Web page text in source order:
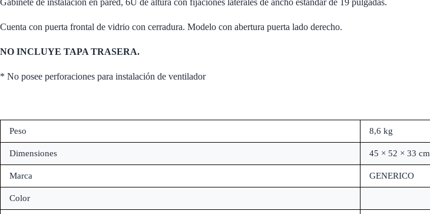
Cuenta con puerta frontal de vidrio con cerradura. Modelo con abertura puerta lado derecho.
NO INCLUYE TAPA TRASERA.
* No posee perforaciones para instalación de ventilador
Peso 8,6 kg
Dimensiones 45 × 52 × 33 cm
Marca GENERICO
Color